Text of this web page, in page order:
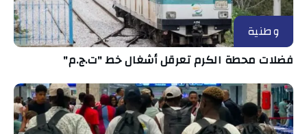
وطنية
فضلات محطة الكرم تعرقل أشغال خط "ت.ج.م"